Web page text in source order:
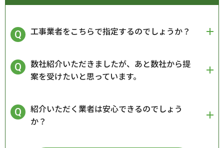
工事業者をこちらで指定するのでしょうか？
数社紹介いただきましたが、あと数社から提
案を受けたいと思っています。
紹介いただく業者は安心できるのでしょう
か？